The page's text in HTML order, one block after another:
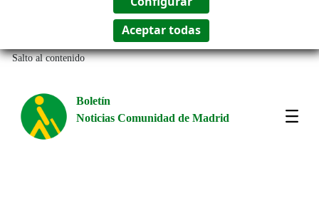
Salto al contenido
Boletín
Noticias Comunidad de Madrid